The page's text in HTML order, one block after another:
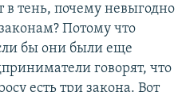
тень, почему невыгодно
Потому что
бы они были еще
говорят, что
есть три закона. Вот